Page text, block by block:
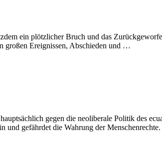
ein plötzlicher Bruch und das
großen Ereignissen, Abschieden und …
gegen die neoliberale Politik des
gefährdet die Wahrung der